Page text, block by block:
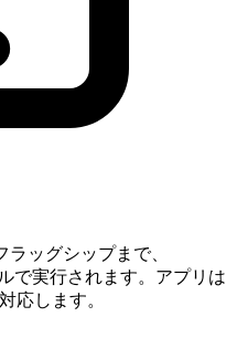
ッグシップまで、
で実行されます。アプリは
応します。